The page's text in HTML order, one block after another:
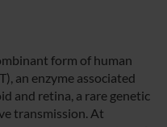
form of human
an enzyme associated
and retina, a rare genetic
transmission. At